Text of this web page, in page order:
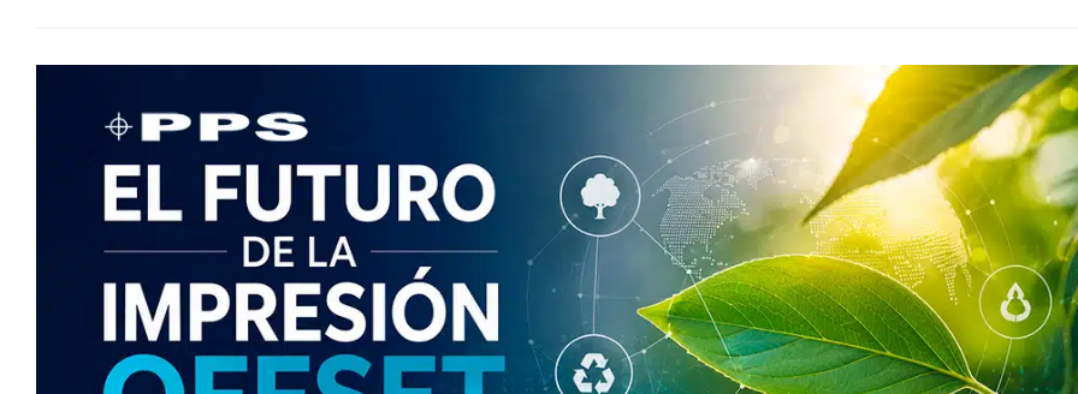
Impresoras
Ventaja
Competitiva
Transforma
La
Producción
Gráfica